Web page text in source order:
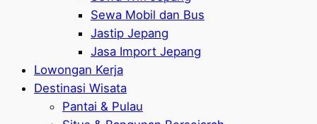
Sewa Mobil dan Bus
Jastip Jepang
Jasa Import Jepang
Lowongan Kerja
Destinasi Wisata
Pantai & Pulau